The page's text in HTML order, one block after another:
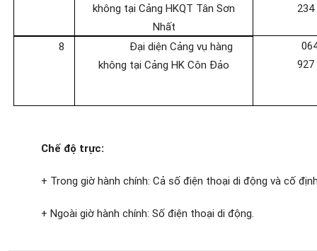
không tại Cảng HKQT Tân Sơn
Nhất
234
8
Đại diện Cảng vụ hàng
không tại Cảng HKCôn Đảo
927
Chế độ trực:
+ Trong giờ hành chính: Cả số điện thoại di động và cố
+ Ngoài giờ hành chính: Số điện thoại di động.